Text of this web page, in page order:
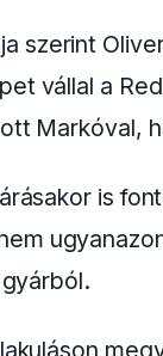
a 2025-
holland
Red Bull
hagyja el
vissza